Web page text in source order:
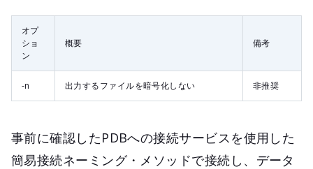
オプ
ショ
ン
概要 備考
-n 出力するファイルを暗号化しない 非推奨
事前に確認したPDBへの接続サービスを使用した
簡易接続ネーミング・メソッドで接続し、データ